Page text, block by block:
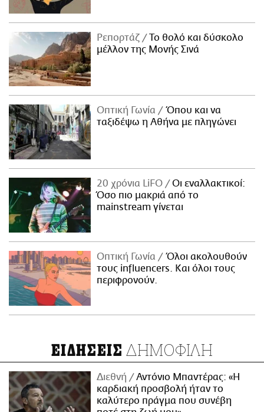
Ρεπορτάζ
Το θολό και δύσκολο
μέλλον της Μονής Σινά
Οπτική Γωνία
Όπου και να
ταξιδέψω η Αθήνα με πληγώνει
20 χρόνια LiFO
Οι εναλλακτικοί:
Όσο πιο μακριά από το
mainstream γίνεται
Οπτική Γωνία
Όλοι ακολουθούν
τους influencers. Και όλοι τους
περιφρονούν.
ΕΙΔΗΣΕΙΣ ΔΗΜΟΦΙΛΗ
Διεθνή
Αντόνιο Μπαντέρας: «Η
καρδιακή προσβολή ήταν το
καλύτερο πράγμα που συνέβη